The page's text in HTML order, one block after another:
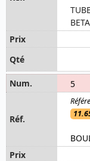
BETA
5